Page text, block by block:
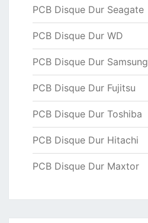
PCB Disque Dur Seagate
PCB Disque Dur WD
PCB Disque Dur Samsung
PCB Disque Dur Fujitsu
PCB Disque Dur Toshiba
PCB Disque Dur Hitachi
PCB Disque Dur Maxtor